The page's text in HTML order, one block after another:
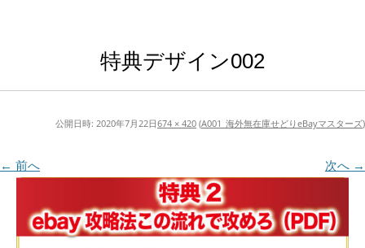
特典デザイン002
公開日時: 2020年7月22日674 × 420 (A001_海外無在庫せどりeBayマスターズ)
← 前へ 次へ →